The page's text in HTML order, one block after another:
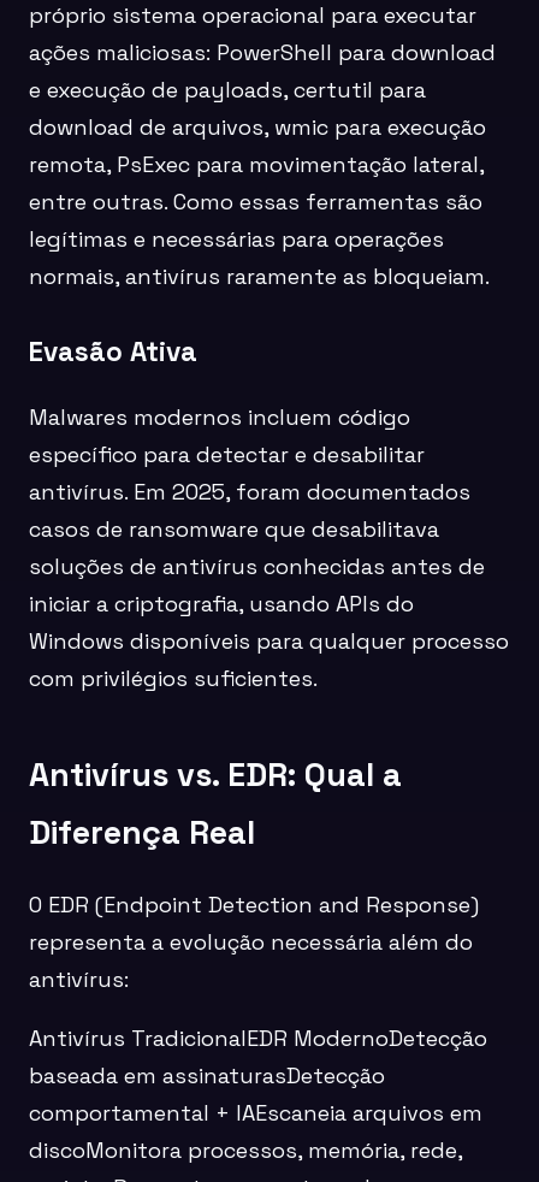
próprio sistema operacional para executar
ações maliciosas: PowerShell para download
e execução de payloads, certutil para
download de arquivos, wmic para execução
remota, PsExec para movimentação lateral,
entre outras. Como essas ferramentas são
legítimas e necessárias para operações
normais, antivírus raramente as bloqueiam.
Evasão Ativa
Malwares modernos incluem código
específico para detectar e desabilitar
antivírus. Em 2025, foram documentados
casos de ransomware que desabilitava
soluções de antivírus conhecidas antes de
iniciar a criptografia, usando APIs do
Windows disponíveis para qualquer processo
com privilégios suficientes.
Antivírus vs. EDR: Qual a
Diferença Real
O EDR (Endpoint Detection and Response)
representa a evolução necessária além do
antivírus:
Antivírus TradicionalEDR ModernoDetecção
baseada em assinaturasDetecção
comportamental + IAEscaneia arquivos em
discoMonitora processos, memória, rede,